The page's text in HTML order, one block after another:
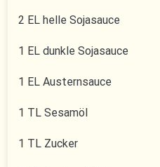
2 EL helle Sojasauce
1 EL dunkle Sojasauce
1 EL Austernsauce
1 TL Sesamöl
1 TL Zucker